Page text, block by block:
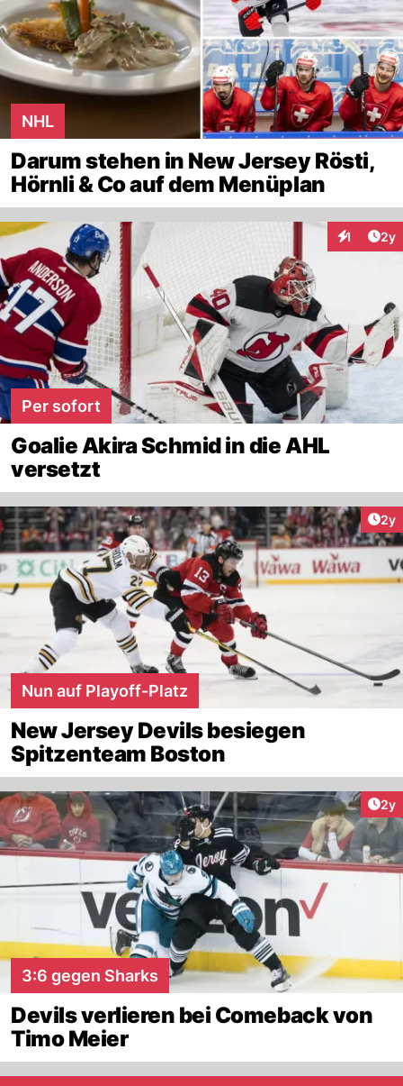
NHL
Darum stehen in New Jersey Rösti,
Hörnli & Co auf dem Menüplan
1 2y
Per sofort
Goalie Akira Schmid in die AHL
versetzt
2y
Nun auf Playoff-Platz
New Jersey Devils besiegen
Spitzenteam Boston
2y
3:6 gegen Sharks
Devils verlieren bei Comeback von
Timo Meier